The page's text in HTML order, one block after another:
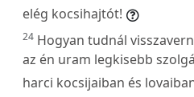
elég kocsihajtót!
24 Hogyan tudnál
az én uram legkisebb
harci kocsijaiban és